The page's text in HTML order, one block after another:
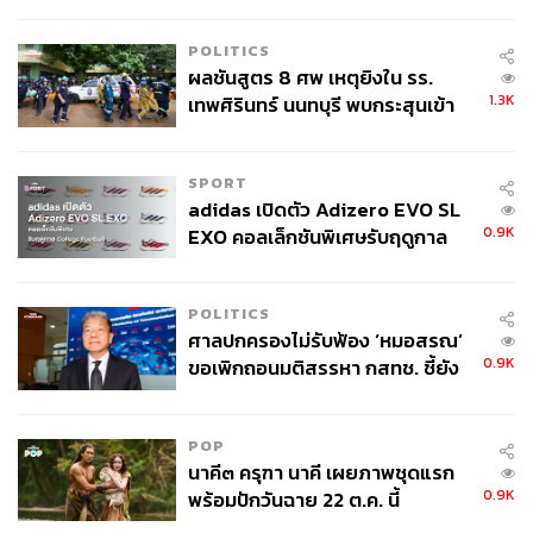
2) ต้องการเป็นเพื่อนกับจีน ซื้อใจจีน
นับตั้งแต่ยุคต้นทศวรรษ 2000 ปูตินเริ่มไม่ไว้ใจฝั่งยุโรป เริ่ม
โดยฝ่ายสหรัฐฯ ปูตินต้องการดึงจีนมาเป็นพันธมิตรในเชิง
ยุทธศาสตร์ จึงเลือกเดินเกมประนีประนอมกับจีน ยอมโอน
พื้นที่เพียงแค่ 300 กว่าตารางเมตร เพื่อ “ซื้อใจจีน” ในเชิง
หลังจากที่ยอมเสียดินแดนพิพาทไปเล็กน้อย สิ่งที่รัสเซียได้
กลับมา คือ เสถียรภาพชายแดน และความร่วมมือพลังงานกับ
จีน และที่สำคัญ คือ การสร้างแนวร่วมสำคัญทางการเมือง
ระหว่างประเทศ ในยุคที่โลกตะวันตกเริ่มไม่เป็นมิตรกับ
รัสเซีย
POLITICS
ผลชันสูตร 8 ศพ เหตุยิงใน รร.
เทพศิรินทร์ นนทบุรี พบกระสุนเข้า
1.3K
SPORT
adidas เปิดตัว Adizero EVO SL
EXO คอลเล็กชันพิเศษรับฤดูกาล
0.9K
POLITICS
ศาลปกครองไม่รับฟ้อง ‘หมอสรณ’
ขอเพิกถอนมติสรรหา กสทช. ชี้ยัง
0.9K
POP
นาคี๓ ครุฑา นาคี เผยภาพชุดแรก
พร้อมปักวันฉาย 22 ต.ค. นี้
0.9K